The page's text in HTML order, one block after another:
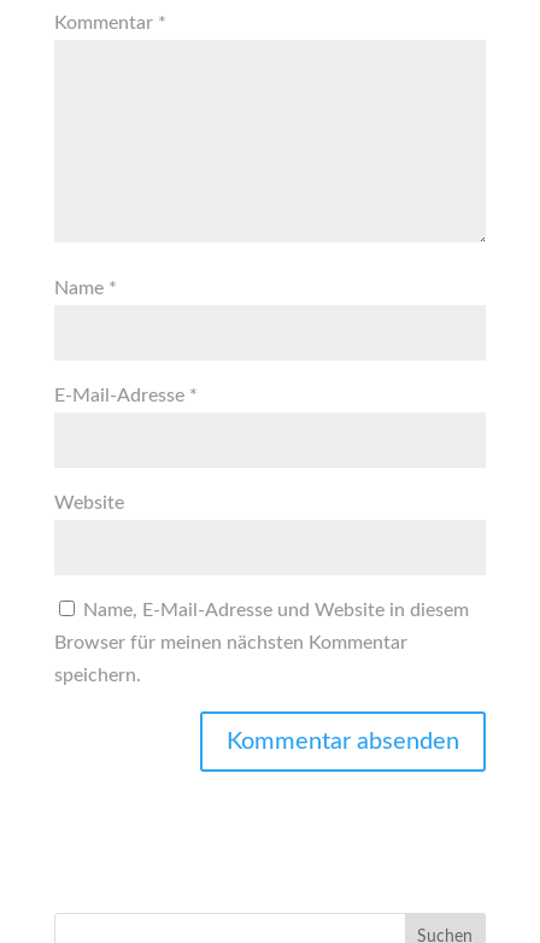
Kommentar *
Name *
E-Mail-Adresse *
Website
Name, E-Mail-Adresse und Website in diesem
Browser für meinen nächsten Kommentar
speichern.